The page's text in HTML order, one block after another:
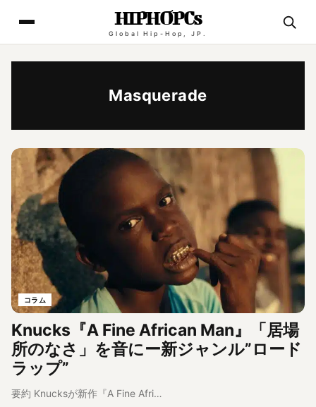
HIPHOPCs
Global Hip-Hop, JP.
Masquerade
コラム
Knucks『A Fine African Man』「居場
所のなさ」を音にー新ジャンル”ロード
ラップ”
要約 Knucksが新作『A Fine Afri…